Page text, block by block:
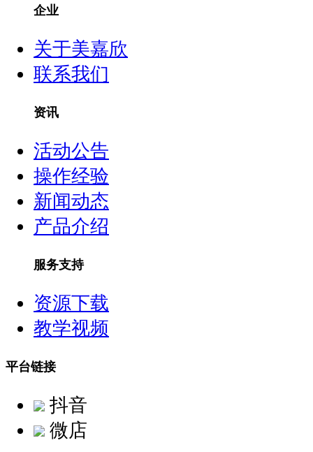
企业
关于美嘉欣
联系我们
资讯
活动公告
操作经验
新闻动态
产品介绍
服务支持
资源下载
教学视频
平台链接
抖音
微店